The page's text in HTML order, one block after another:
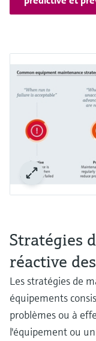
Stratégies
réactive
Les stratégies de
équipements
problèmes ou à
l'équipement ou